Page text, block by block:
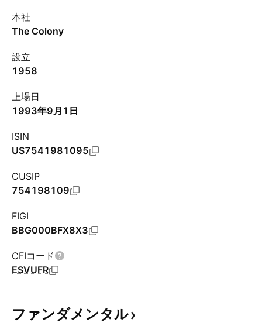
本社
The Colony
設立
1958
上場日
1993年9月1日
ISIN
US7541981095
CUSIP
754198109
FIGI
BBG000BFX8X3
CFIコード
ESVUFR
ファンダメンタル